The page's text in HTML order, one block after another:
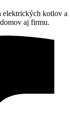
elektrických kotlov a
aj firmu.